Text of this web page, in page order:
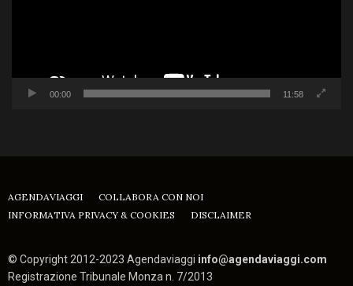
00:00 11:58
AGENDAVIAGGI
COLLABORA CON NOI
INFORMATIVA PRIVACY & COOKIES
DISCLAIMER
© Copyright 2012-2023 Agendaviaggi info@agendaviaggi.com
Registrazione Tribunale Monza n. 7/2013